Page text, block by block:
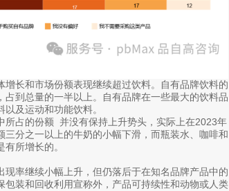
长和市场份额表现继续超过饮料。自有品牌饮料的
到总量的一半以上。自有品牌在一些最大的饮料品
及运动和功能饮料。
所占的份额 并没有保持上升势头，实际上在2023年
分之一以上的牛奶的小幅下滑，而瓶装水、咖啡和
所增长的。
率继续小幅上升，但仍落后于在知名品牌产品中的
装和回收利用宣称外，产品可持续性和动物或人类